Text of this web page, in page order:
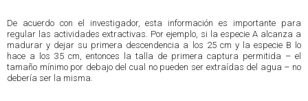
De acuerdo con el investigador, esta información es importante para
regular las actividades extractivas. Por ejemplo, si la especie A alcanza a
madurar y dejar su primera descendencia a los 25 cm y la especie B lo
hace a los 35 cm, entonces la talla de primera captura permitida – el
tamaño mínimo por debajo del cual no pueden ser extraídas del agua – no
debería ser la misma.